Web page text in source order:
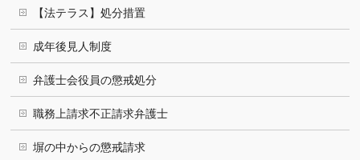
【法テラス】処分措置
成年後見人制度
弁護士会役員の懲戒処分
職務上請求不正請求弁護士
塀の中からの懲戒請求